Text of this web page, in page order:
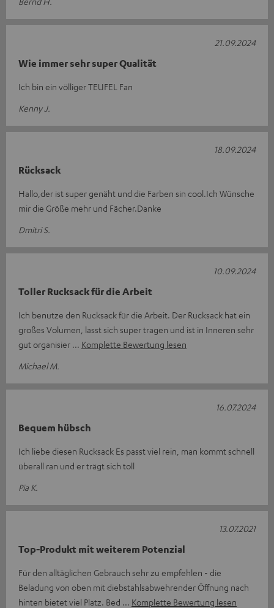
Wie immer sehr super Qualität
Ich bin ein völliger TEUFEL Fan
Kenny J.
21.09.2024
Rücksack
Hallo,der ist super genäht und die Farben sin cool.Ich Wünsche
mir die Größe mehr und Fächer.Danke
Dmitri S.
18.09.2024
Toller Rucksack für die Arbeit
Ich benutze den Rucksack für die Arbeit. Der Rucksack hat ein
großes Volumen, lasst sich super tragen und ist in Inneren sehr
gut organisier
Komplette Bewertung lesen
Michael M.
10.09.2024
Bequem hübsch
Ich liebe diesen Rucksack Es passt viel rein, man kommt schnell
überall ran und er trägt sich toll
Pia K.
16.07.2024
Top-Produkt mit weiterem Potenzial
Für den alltäglichen Gebrauch sehr zu empfehlen - die
Beladung von oben mit diebstahlsabwehrender Öffnung nach
hinten bietet viel Platz. Bed
Komplette Bewertung lesen
13.07.2021